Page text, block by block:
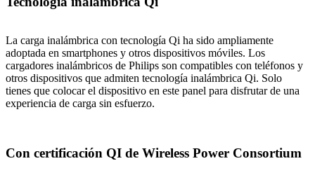
La carga inalámbrica con tecnología Qi ha sido ampliamente
adoptada en smartphones y otros dispositivos móviles. Los
cargadores inalámbricos de Philips son compatibles con teléfonos y
otros dispositivos que admiten tecnología inalámbrica Qi. Solo
tienes que colocar el dispositivo en este panel para disfrutar de una
experiencia de carga sin esfuerzo.
Con certificación QI de Wireless Power Consortium